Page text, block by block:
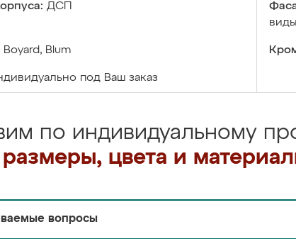
ДСП
Boyard, Blum
под Ваш заказ
по индивидуальному
цвета и
вопросы